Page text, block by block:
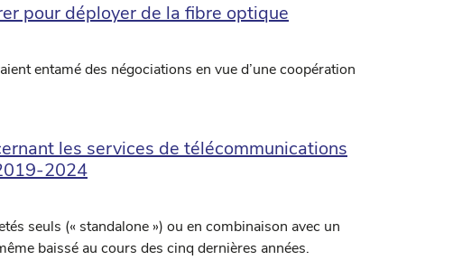
pour déployer de la fibre optique
entamé des négociations en vue d’une coopération
les services de télécommunications
2024
seuls (« standalone ») ou en combinaison avec un
baissé au cours des cinq dernières années.